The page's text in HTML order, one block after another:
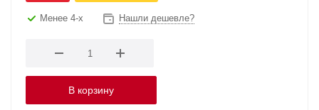
Менее 4-х Нашли дешевле?
В корзину